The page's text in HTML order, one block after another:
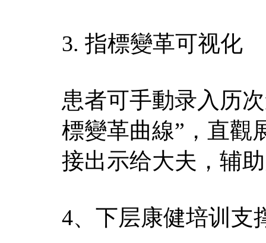
3. 指標變革可视化​
患者可手動录入历
標變革曲線”，直觀
接出示给大夫，辅
4、下层康健培训支